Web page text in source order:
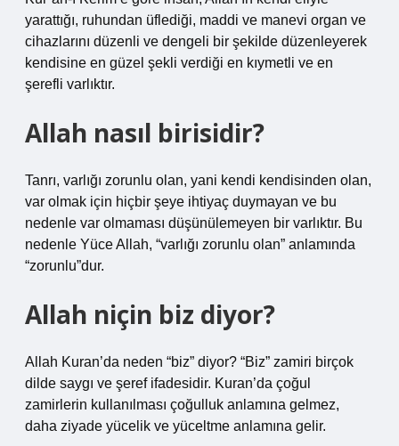
yarattığı, ruhundan üflediği, maddi ve manevi organ ve
cihazlarını düzenli ve dengeli bir şekilde düzenleyerek
kendisine en güzel şekli verdiği en kıymetli ve en
şerefli varlıktır.
Allah nasıl birisidir?
Tanrı, varlığı zorunlu olan, yani kendi kendisinden olan,
var olmak için hiçbir şeye ihtiyaç duymayan ve bu
nedenle var olmaması düşünülemeyen bir varlıktır. Bu
nedenle Yüce Allah, “varlığı zorunlu olan” anlamında
“zorunlu”dur.
Allah niçin biz diyor?
Allah Kuran’da neden “biz” diyor? “Biz” zamiri birçok
dilde saygı ve şeref ifadesidir. Kuran’da çoğul
zamirlerin kullanılması çoğulluk anlamına gelmez,
daha ziyade yücelik ve yüceltme anlamına gelir.